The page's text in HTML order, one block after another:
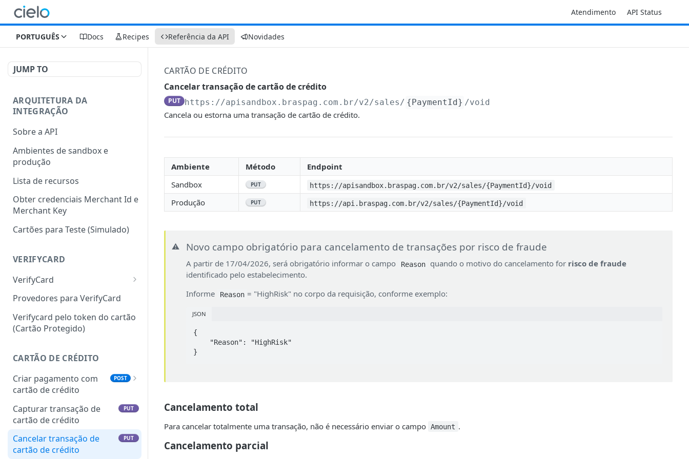
Atendimento API Status
PORTUGUÊS Docs Recipes Referência da API Novidades
JUMP TO
ARQUITETURA DA
INTEGRAÇÃO
Sobre a API
Ambientes de sandbox e
produção
Lista de recursos
Obter credenciais Merchant Id e
Merchant Key
Cartões para Teste (Simulado)
VERIFYCARD
VerifyCard
VerifyCard pelo número
Provedores para VerifyCard
Verifycard pelo token do cartão
(Cartão Protegido)
CARTÃO DE CRÉDITO
Criar pagamento com
cartão de crédito
POST
Visa Intelligent Data Exchange
(IDX)
Capturar transação de
cartão de crédito
PUT
Cancelar transação de
cartão de crédito
PUT
CARTÃO DE CRÉDITO
Cancelar transação de cartão de crédito
PUT https://apisandbox.braspag.com.br/v2/sales/ {PaymentId} /void
Cancela ou estorna uma transação de cartão de crédito.
Ambiente Método
Endpoint
Sandbox
PUT https://apisandbox.braspag.com.br/v2/sales/{PaymentId}/void
Produção PUT https://api.braspag.com.br/v2/sales/{PaymentId}/void
⚠️ Novo campo obrigatório para cancelamento de transações por risco de fraude
A partir de 17/04/2026, será obrigatório informar o campo Reason quando o motivo do cancelamento for risco de fraude
identificado pelo estabelecimento.
Informe
Reason = "HighRisk" no corpo da requisição, conforme exemplo:
JSON
{
}
Cancelamento total
Para cancelar totalmente uma transação, não é necessário enviar o campo Amount .
Cancelamento parcial